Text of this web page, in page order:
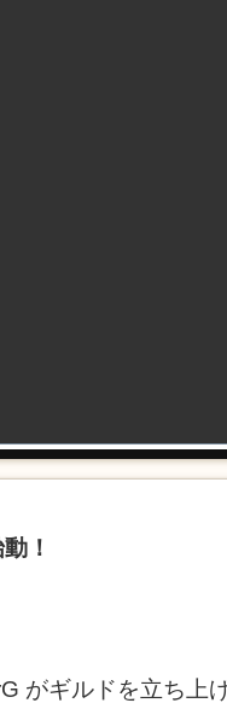
！
がギルドを立ち上げ